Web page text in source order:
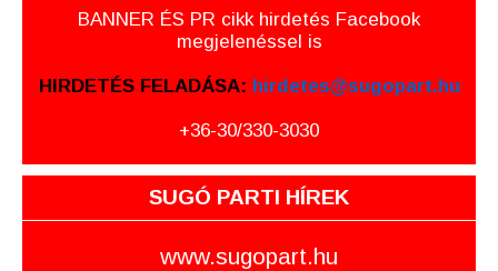
BANNER ÉS PR cikk hirdetés Facebook
megjelenéssel is
HIRDETÉS FELADÁSA: hirdetes@sugopart.hu
+36-30/330-3030
SUGÓ PARTI HÍREK
www.sugopart.hu